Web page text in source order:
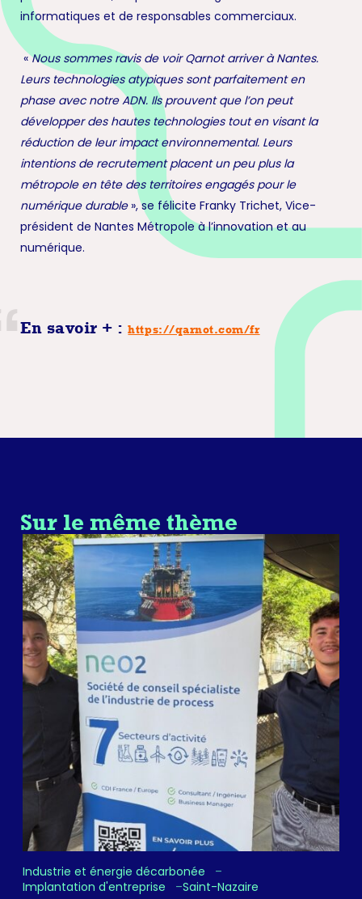
informatiques et de responsables commerciaux.
«Nous sommes ravis de voir Qarnot arriver à Nantes.
Leurs technologies atypiques sont parfaitement en
phase avec notre ADN. Ils prouvent que l’on peut
développer des hautes technologies tout en visant la
réduction de leur impact environnemental. Leurs
intentions de recrutement placent un peu plus la
métropole en tête des territoires engagés pour le
numérique durable», se félicite Franky Trichet, Vice-
président de Nantes Métropole à l’innovation et au
numérique.
En savoir + :https://qarnot.com/fr
Sur le même thème
Industrie et énergie décarbonée
Implantation d'entreprise
Saint-Nazaire